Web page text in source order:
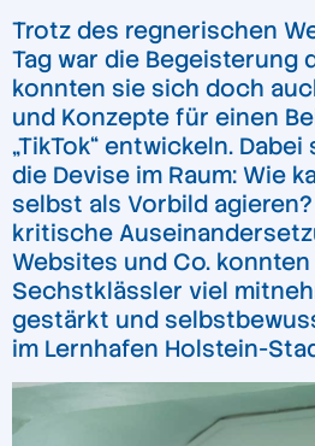
Trotz des regnerischen
Tag war die Begeisterung
konnten sie sich doch
und Konzepte für einen
„TikTok“ entwickeln.
die Devise im Raum: Wie
selbst als Vorbild
kritische
Websites und Co.
Sechstklässler viel
gestärkt und
im Lernhafen Holstein-